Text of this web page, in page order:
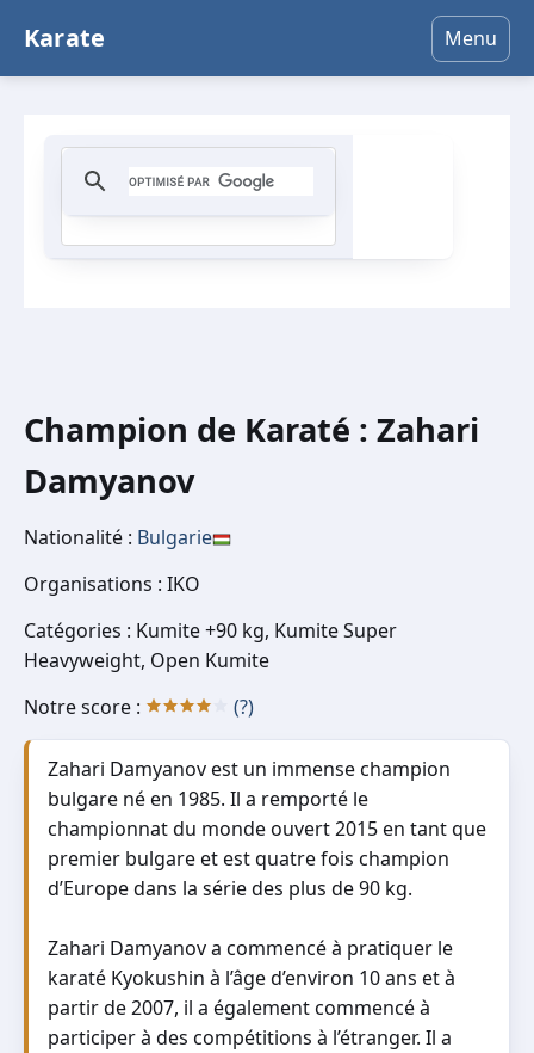
Karate Menu
Champion de Karaté : Zahari
Damyanov
Nationalité : Bulgarie
Organisations : IKO
Catégories : Kumite +90 kg, Kumite Super
Heavyweight, Open Kumite
Notre score :
(?)
Zahari Damyanov est un immense champion
bulgare né en 1985. Il a remporté le
championnat du monde ouvert 2015 en tant que
premier bulgare et est quatre fois champion
d’Europe dans la série des plus de 90 kg.
Zahari Damyanov a commencé à pratiquer le
karaté Kyokushin à l’âge d’environ 10 ans et à
partir de 2007, il a également commencé à
participer à des compétitions à l’étranger. Il a